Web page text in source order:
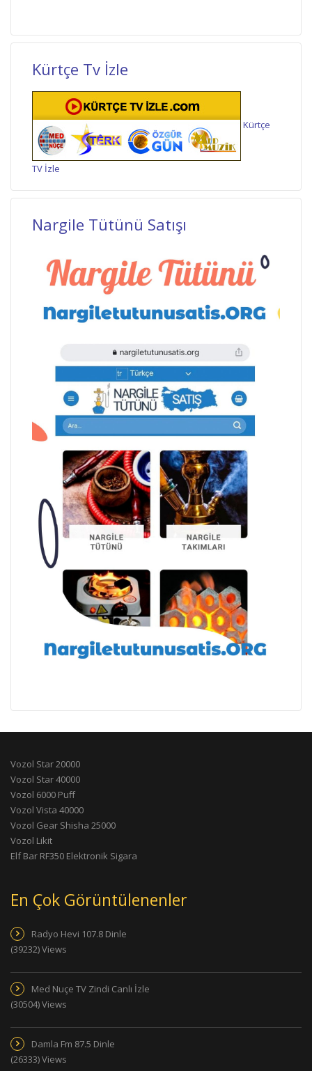
Kürtçe Tv İzle
Kürtçe
TV İzle
Nargile Tütünü Satışı
Vozol Star 20000
Vozol Star 40000
Vozol 6000 Puff
Vozol Vista 40000
Vozol Gear Shisha 25000
Vozol Likit
Elf Bar RF350 Elektronik Sigara
En Çok Görüntülenenler
Radyo Hevi 107.8 Dinle
(39232) Views
Med Nuçe TV Zindi Canlı İzle
(30504) Views
Damla Fm 87.5 Dinle
(26333) Views